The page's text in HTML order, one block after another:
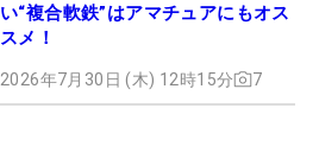
い“複合軟鉄”はアマチュアにもオス
スメ！
2026年7月30日 (木) 12時15分 7